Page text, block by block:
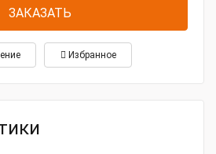
ЗАКАЗАТЬ
Избранное